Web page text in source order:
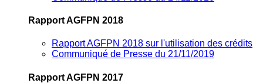
Rapport AGFPN 2018
Rapport AGFPN 2018 sur l'utilisation des crédits
Communiqué de Presse du 21/11/2019
Rapport AGFPN 2017